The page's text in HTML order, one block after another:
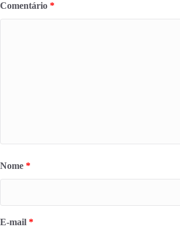
Comentário *
Nome *
E-mail *